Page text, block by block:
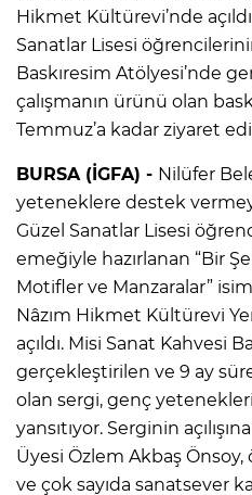
Hikmet Kültürevi’nde
Sanatlar Lisesi
Baskıresim Atölyesi’nde
çalışmanın ürünü olan
Temmuz’a kadar ziyaret
BURSA (İGFA) - Nilüfer
yeteneklere destek
Güzel Sanatlar Lisesi
emeğiyle hazırlanan “Bir
Motifler ve Manzaralar”
Nâzım Hikmet Kültürevi
açıldı. Misi Sanat Kahvesi
gerçekleştirilen ve 9 ay
olan sergi, genç
yansıtıyor. Serginin
Üyesi Özlem Akbaş
ve çok sayıda sanatsever